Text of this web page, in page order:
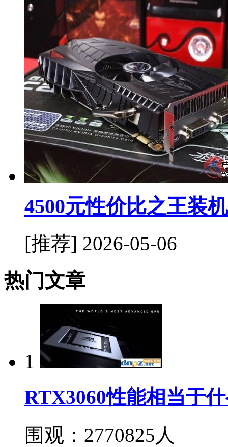
4500元性价比之王装
[推荐] 2026-05-06
热门文章
1
RTX3060性能相当于
围观：2770825人